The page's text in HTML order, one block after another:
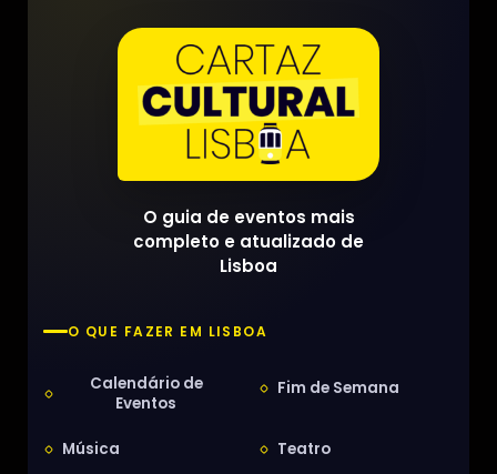
O guia de eventos mais
completo e atualizado de
Lisboa
O QUE FAZER EM LISBOA
Calendário de
Eventos
Fim de Semana
Música Teatro